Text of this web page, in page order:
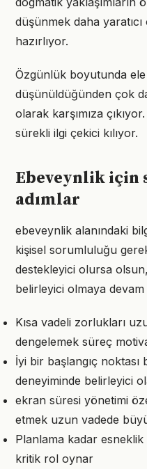
düşünmek daha
hazırlıyor.
Özgünlük boyutunda ele
düşünüldüğünden çok
olarak karşımıza
sürekli ilgi çekici kılıyor.
Ebeveynlik
adımlar
ebeveynlik alanındaki
kişisel sorumluluğu
destekleyici olursa
belirleyici olmaya devam
Kısa vadeli zorlukları
dengelemek süreç
İyi bir başlangıç
deneyiminde belirleyici
ekran süresi yönetimi
etmek uzun vadede
Planlama kadar esneklik
kritik rol oynar